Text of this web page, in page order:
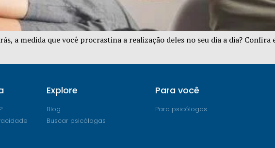
a medida que você procrastina a realização deles no seu dia a dia? Confira
Explore
Blog
Buscar psicólogas
Para você
Para psicólogas